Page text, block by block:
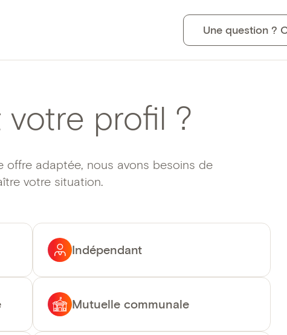
Une question ?
votre profil ?
offre adaptée, nous avons besoins de
votre situation.
Indépendant
Mutuelle communale